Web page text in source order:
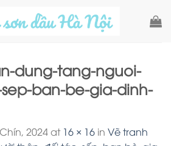
dung-tang-nguoi-
ban-be-gia-dinh-
2024at 16 × 16 in Vẽ tranh